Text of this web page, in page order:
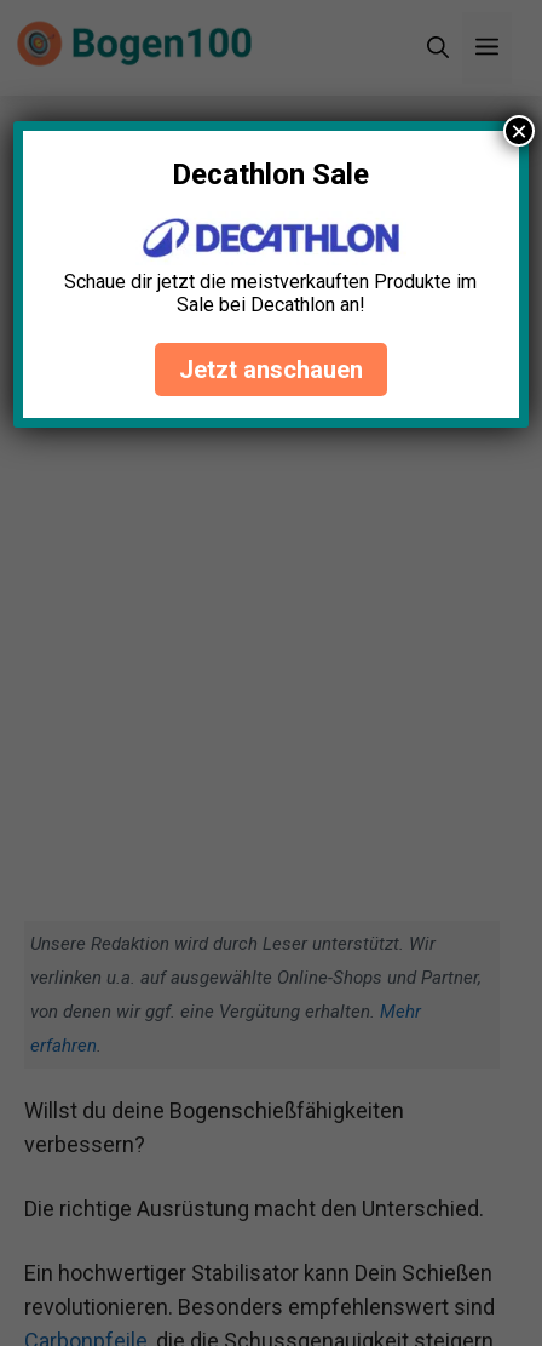
Inhalt
Startseite»Blog»Stabilisator Bogen Test: Die 11
besten (Bestenliste)
Stabilisator Bogen Test: Die
11 besten (Bestenliste)
Elias Schubert April 23, 2025
Unsere Redaktion wird durch Leser unterstützt. Wir
verlinken u.a. auf ausgewählte Online-Shops und Partner,
von denen wir ggf. eine Vergütung erhalten. Mehr
erfahren.
Willst du deine Bogenschießfähigkeiten
verbessern?
Die richtige Ausrüstung macht den Unterschied.
Ein hochwertiger Stabilisator kann Dein Schießen
revolutionieren. Besonders empfehlenswert sind
Decathlon Sale
Schaue dir jetzt die meistverkauften Produkte im
Sale bei Decathlon an!
Jetzt anschauen
×